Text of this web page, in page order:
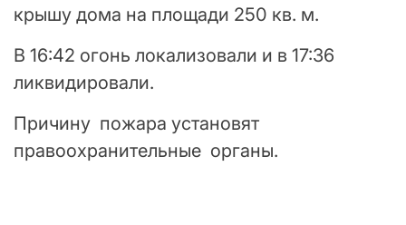
крышу дома на площади 250 кв. м.
В 16:42 огонь локализовали и в 17:36
ликвидировали.
Причину пожара установят
правоохранительные органы.